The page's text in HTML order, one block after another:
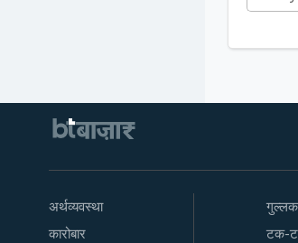
अर्थव्यवस्था
कारोबार
गुल्लक
टक-